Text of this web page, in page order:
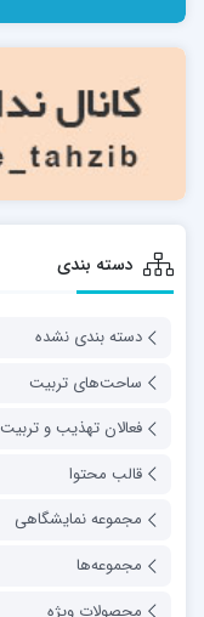
دسته بندی
دسته بندی نشده
ساحت‌های تربیت
فعالان تهذیب و تربیت
قالب محتوا
مجموعه نمایشگاهی
مجموعه‌ها
محصولات ویژه